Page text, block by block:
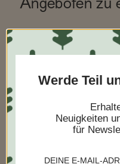
Ich möchte dies
Werde Teil
Neuigkeiten
für